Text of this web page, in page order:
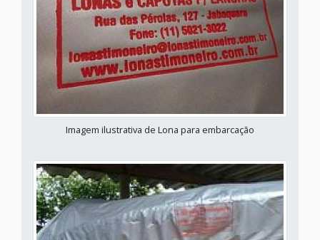
Imagem ilustrativa de Lona para embarcação